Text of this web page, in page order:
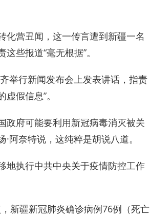
化营丑闻，这一传言遭到新疆一名
些报道“毫无根据”。
举行新闻发布会上发表讲话，指责
假信息”。
政府可能要利用新冠病毒消灭被关
阿奈特说，这纯粹是胡说八道。
地执行中共中央关于疫情防控工作
新疆新冠肺炎确诊病例76例（死亡